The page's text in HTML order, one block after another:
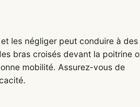
et les négliger peut conduire à des
bras croisés devant la poitrine
mobilité. Assurez-vous de